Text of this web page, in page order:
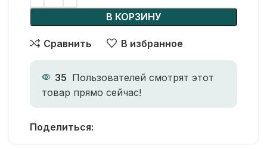
В КОРЗИНУ
Сравнить В избранное
35 Пользователей смотрят этот
товар прямо сейчас!
Поделиться: